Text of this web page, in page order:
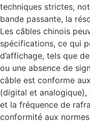
techniques strictes,
bande passante, la
Les câbles chinois
spécifications, ce qui
d’affichage, tels que
ou une absence de
câble est conforme
(digital et analogique),
et la fréquence de
conformité aux